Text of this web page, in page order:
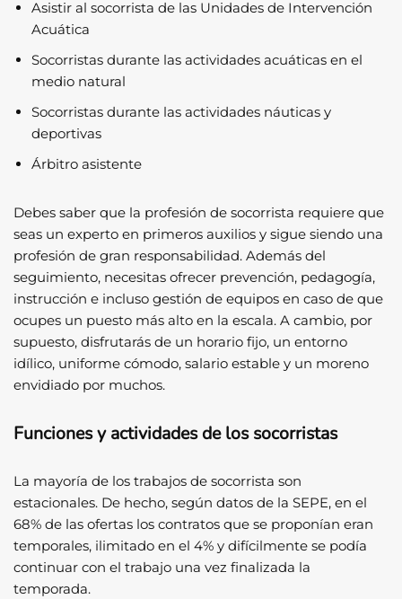
Asistir al socorrista de las Unidades de Intervención
Acuática
Socorristas durante las actividades acuáticas en el
medio natural
Socorristas durante las actividades náuticas y
deportivas
Árbitro asistente
Debes saber que la profesión de socorrista requiere que
seas un experto en primeros auxilios y sigue siendo una
profesión de gran responsabilidad. Además del
seguimiento, necesitas ofrecer prevención, pedagogía,
instrucción e incluso gestión de equipos en caso de que
ocupes un puesto más alto en la escala. A cambio, por
supuesto, disfrutarás de un horario fijo, un entorno
idílico, uniforme cómodo, salario estable y un moreno
envidiado por muchos.
Funciones y actividades de los socorristas
La mayoría de los trabajos de socorrista son
estacionales. De hecho, según datos de la SEPE, en el
68% de las ofertas los contratos que se proponían eran
temporales, ilimitado en el 4% y difícilmente se podía
continuar con el trabajo una vez finalizada la
temporada.